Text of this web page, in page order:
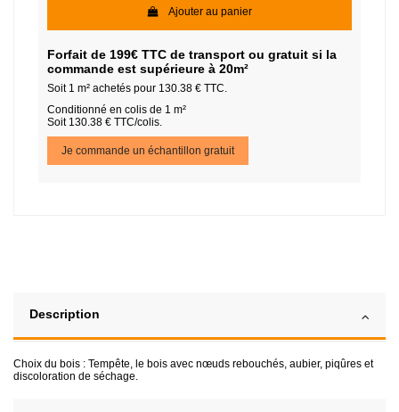
Ajouter au panier
Forfait de 199€ TTC de transport ou gratuit si la
commande est supérieure à 20m²
Soit 1 m² achetés pour 130.38 € TTC.
Conditionné en colis de 1 m²
Soit 130.38 € TTC/colis.
Je commande un échantillon gratuit
Description
Choix du bois : Tempête, le bois avec nœuds rebouchés, aubier, piqûres et
discoloration de séchage.